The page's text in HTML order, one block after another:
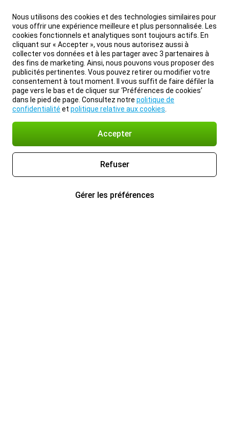
Nous utilisons des cookies et des technologies similaires pour
vous offrir une expérience meilleure et plus personnalisée. Les
cookies fonctionnels et analytiques sont toujours actifs. En
cliquant sur « Accepter », vous nous autorisez aussi à
collecter vos données et à les partager avec 3 partenaires à
des fins de marketing. Ainsi, nous pouvons vous proposer des
publicités pertinentes. Vous pouvez retirer ou modifier votre
consentement à tout moment. Il vous suffit de faire défiler la
page vers le bas et de cliquer sur ‘Préférences de cookies’
dans le pied de page. Consultez notre politique de
confidentialité et politique relative aux cookies
Accepter
Refuser
Gérer les préférences